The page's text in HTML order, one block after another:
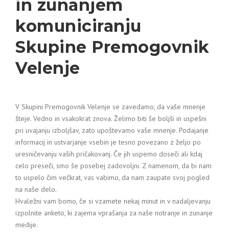
in zunanjem
komuniciranju
Skupine Premogovnik
Velenje
V Skupini Premogovnik Velenje se zavedamo, da vaše mnenje
šteje. Vedno in vsakokrat znova. Želimo biti še boljši in uspešni
pri uvajanju izboljšav, zato upoštevamo vaše mnenje. Podajanje
informacij in ustvarjanje vsebin je tesno povezano z željo po
uresničevanju vaših pričakovanj. Če jih uspemo doseči ali kdaj
celo preseči, smo še posebej zadovoljni. Z namenom, da bi nam
to uspelo čim večkrat, vas vabimo, da nam zaupate svoj pogled
na naše delo.
Hvaležni vam bomo, če si vzamete nekaj minut in v nadaljevanju
izpolnite anketo, ki zajema vprašanja za naše notranje in zunanje
medije.